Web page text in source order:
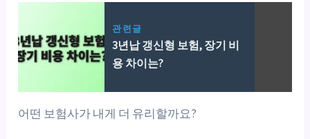
관련글
3년납 갱신형 보험, 장기 비
용 차이는?
어떤 보험사가 내게 더 유리할까요?